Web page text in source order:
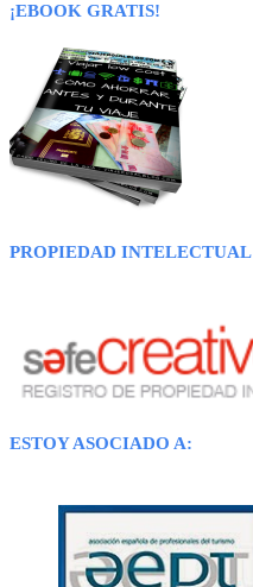
¡EBOOK GRATIS!
PROPIEDAD INTELECTUAL
ESTOY ASOCIADO A: